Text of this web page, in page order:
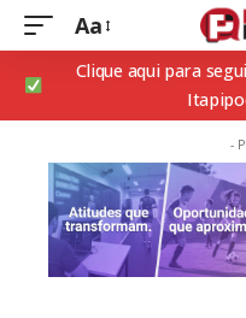
Aa
Clique aqui para
-